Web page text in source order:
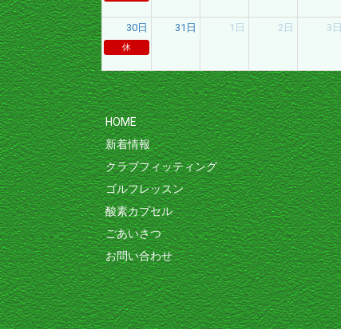
30日
休
31日 1日 2日 3日
HOME
新着情報
クラブフィッティング
ゴルフレッスン
酸素カプセル
ごあいさつ
お問い合わせ